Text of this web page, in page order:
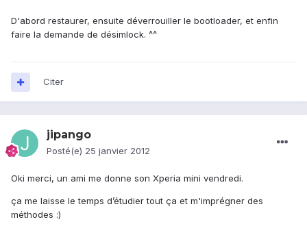
D'abord restaurer, ensuite déverrouiller le bootloader, et enfin
faire la demande de désimlock. ^^
Citer
jipango
Posté(e) 25 janvier 2012
Oki merci, un ami me donne son Xperia mini vendredi.
ça me laisse le temps d’étudier tout ça et m'imprégner des
méthodes :)